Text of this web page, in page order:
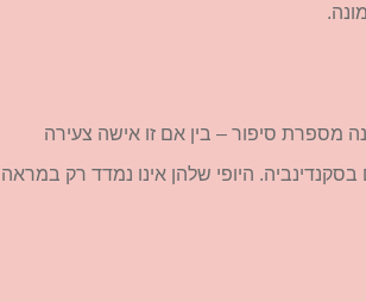
מספרת סיפור – בין אם זו אישה צעירה
היופי שלהן אינו נמדד רק במראה